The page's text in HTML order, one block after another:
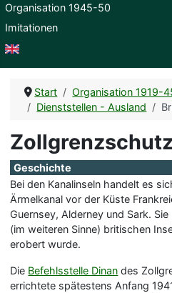
Organisation 1945-50
Imitationen
English
Start
Organisation 1919-
Dienststellen - Ausland
Geschichte
Bei den Kanalinseln handelt es
Ärmelkanal vor der Küste
Guernsey, Alderney und Sark.
(im weiteren Sinne) britischen
erobert wurde.
Die Befehlsstelle Dinan des
errichtete spätestens Anfang